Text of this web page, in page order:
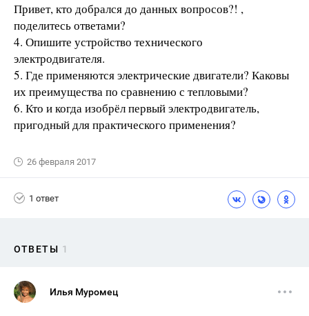
Привет, кто добрался до данных вопросов?! ,
поделитесь ответами?
4. Опишите устройство технического
электродвигателя.
5. Где применяются электрические двигатели? Каковы
их преимущества по сравнению с тепловыми?
6. Кто и когда изобрёл первый электродвигатель,
пригодный для практического применения?
26 февраля 2017
1 ответ
ОТВЕТЫ 1
Илья Муромец